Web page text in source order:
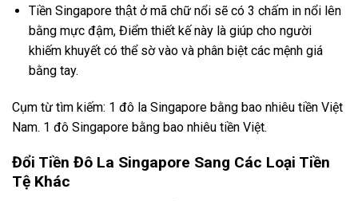
Tiền Singapore thật ở mã chữ nổi sẽ có 3 chấm in nổi lên
bằng mực đậm, Điểm thiết kế này là giúp cho người
khiếm khuyết có thể sờ vào và phân biệt các mệnh giá
bằng tay.
Cụm từ tìm kiếm: 1 đô la Singapore bằng bao nhiêu tiền Việt
Nam. 1 đô Singapore bằng bao nhiêu tiền Việt.
Đổi Tiền Đô La Singapore Sang Các Loại Tiền
Tệ Khác